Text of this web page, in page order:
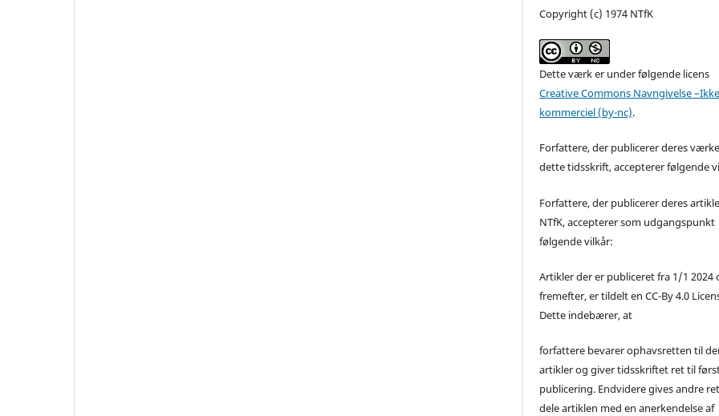
Copyright (c) 1974 NTfK
Dette værk er under følgende licens
Creative Commons Navngivelse
kommerciel (by-nc).
Forfattere, der publicerer deres
dette tidsskrift, accepterer følgende
Forfattere, der publicerer deres
NTfK, accepterer som udgangspunkt
følgende vilkår:
Artikler der er publiceret fra 1/1 2024
fremefter, er tildelt en CC-By 4.0
Dette indebærer, at
forfattere bevarer ophavsretten til
artikler og giver tidsskriftet ret til
publicering. Endvidere gives andre
dele artiklen med en anerkendelse af